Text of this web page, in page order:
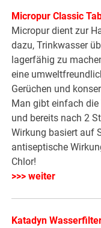
Micropur Classic
Micropur dient zur
dazu, Trinkwasser
lagerfähig zu
eine
Gerüchen und
Man gibt einfach die
und bereits nach 2
Wirkung basiert auf
antiseptische
Chlor!
>>> weiter
Katadyn